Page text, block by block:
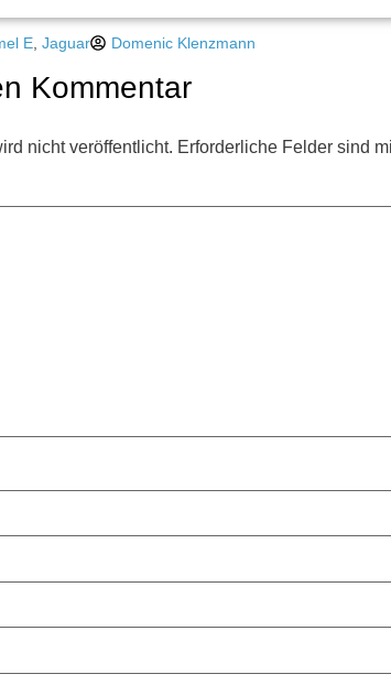
E, Jaguar Domenic Klenzmann
Kommentar
nicht veröffentlicht. Erforderliche Felder sind